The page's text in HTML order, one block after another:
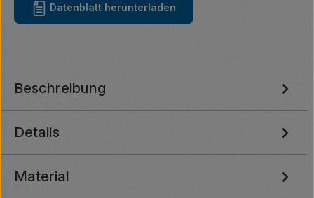
Datenblatt herunterladen
Beschreibung
Details
Material